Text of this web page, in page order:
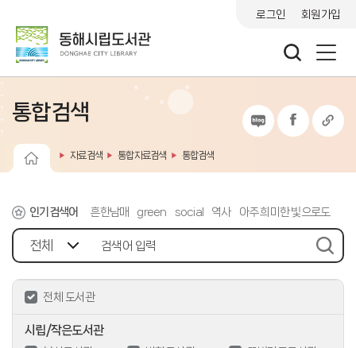
로그인 회원가입
통합검색
자료검색 통합자료검색 통합검색
인기검색어 흔한남매 green social 역사
아주 희미한 빛으로도
긴긴밤
데미안 급류
감정에 이름을 붙여 봐
어두운 바다의 등불이 되어. 8
검색
전체 도서관
시립/작은도서관